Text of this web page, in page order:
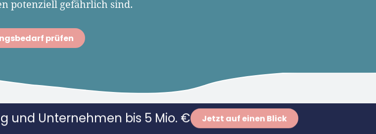
potenziell gefährlich sind.
prüfen
und Unternehmen bis 5 Mio. € Jetzt auf einen Blick